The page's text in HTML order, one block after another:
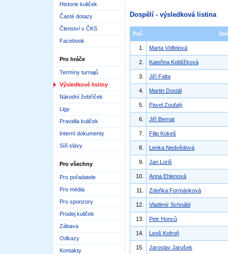
Historie kuliček
Časté dotazy
Členství v ČKS
Facebook
Pro hráče
Termíny turnajů
Výsledkové listiny
Národní žebříček
Ligy
Pravidla kuliček
Interní dokumenty
Síň slávy
Pro všechny
Pro pořadatele
Pro média
Pro sponzory
Prodej kuliček
Zábava
Odkazy
Kontakty
Dospělí - výsledková listina
Poř.
1. Marta Völfelová
2. Kateřina Koblížková
3. Jiří Falta
4. Martin Dostál
5. Pavel Zoufalý
6. Jiří Bernat
7. Filip Kokeš
8. Lenka Nedvědová
9. Jan Loriš
10. Anna Ehlenová
11. Zdeňka Formánková
12. Vladimír Schnábl
13. Petr Honců
14. Leoš Kofroň
15. Jaroslav Jarušek